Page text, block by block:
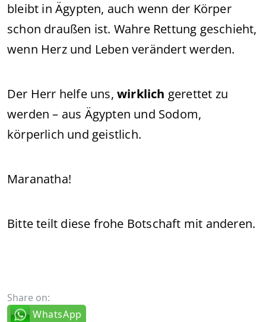
bleibt in Ägypten, auch wenn der Körper
schon draußen ist. Wahre Rettung geschieht,
wenn Herz und Leben verändert werden.
Der Herr helfe uns, wirklich gerettet zu
werden – aus Ägypten und Sodom,
körperlich und geistlich.
Maranatha!
Bitte teilt diese frohe Botschaft mit anderen.
Share on:
WhatsApp